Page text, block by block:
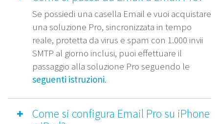
Se possiedi una casella Email e vuoi acquistare
una soluzione Pro, sincronizzata in tempo
reale, protetta da virus e spam con 1.000 invii
SMTP al giorno inclusi, puoi effettuare il
passaggio alla soluzione Pro seguendo le
seguenti istruzioni.
Come si configura Email Pro su iPhone